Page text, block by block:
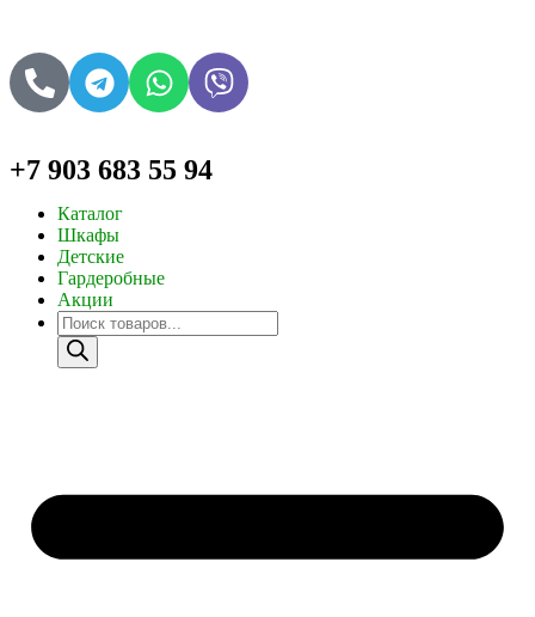
+7 903 683 55 94
Каталог
Шкафы
Детские
Гардеробные
Акции